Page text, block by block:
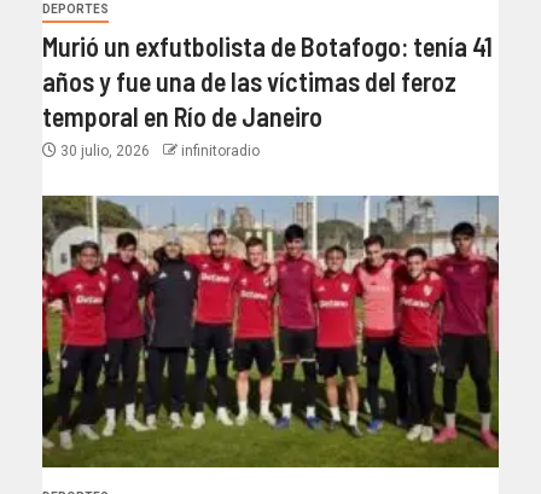
DEPORTES
Murió un exfutbolista de Botafogo: tenía 41
años y fue una de las víctimas del feroz
temporal en Río de Janeiro
30 julio, 2026 infinitoradio